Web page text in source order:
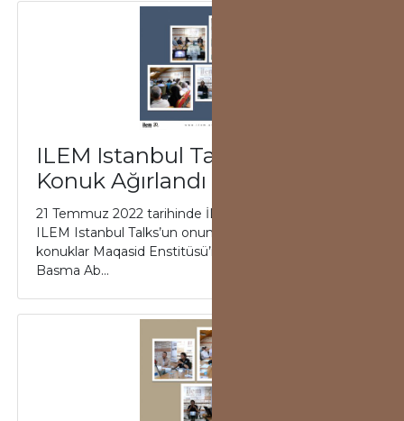
ILEM Istanbul Talks'da Üç
Konuk Ağırlandı
21 Temmuz 2022 tarihinde İLEM’de gerçekleşen
ILEM Istanbul Talks’un onuncu programında
konuklar Maqasid Enstitüsü’nden Jasser Auda,
Basma Ab...